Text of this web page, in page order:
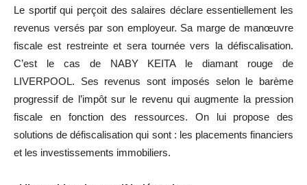
Le sportif qui perçoit des salaires déclare essentiellement les
revenus versés par son employeur. Sa marge de manœuvre
fiscale est restreinte et sera tournée vers la défiscalisation.
C’est le cas de NABY KEITA le diamant rouge de
LIVERPOOL. Ses revenus sont imposés selon le barème
progressif de l’impôt sur le revenu qui augmente la pression
fiscale en fonction des ressources. On lui propose des
solutions de défiscalisation qui sont : les placements financiers
et les investissements immobiliers.